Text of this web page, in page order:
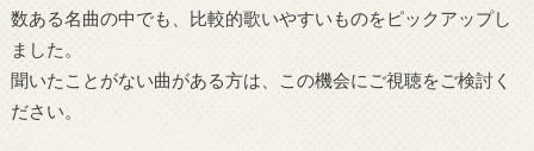
数ある名曲の中でも、比較的歌いやすいものをピックアップし
ました。
聞いたことがない曲がある方は、この機会にご視聴をご検討く
ださい。